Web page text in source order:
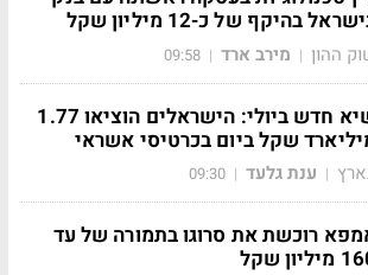
בהיקף של כ-12 מיליון שקל
ההון | מירב ארד |
09:58
שיא חדש ביולי: הישראלים הוציאו 1.77
שקל ביום בכרטיסי אשראי
| ענת גלעד |
09:30
רוכשת את סרוגו בתמורה של עד
שקל